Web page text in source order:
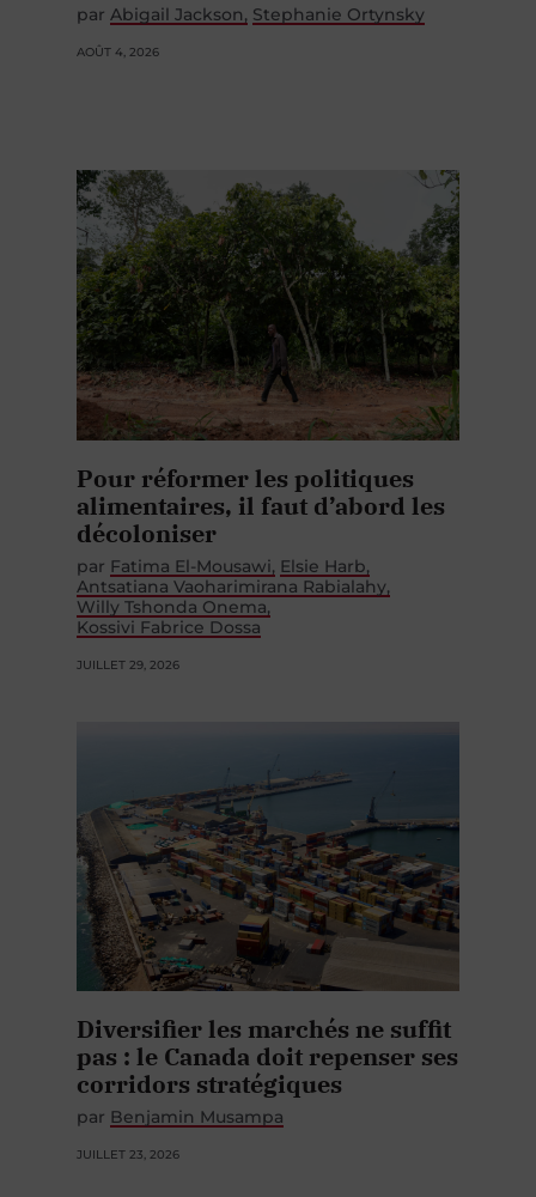
par Abigail Jackson Stephanie Ortynsky
AOÛT 4, 2026
Pour réformer les politiques
alimentaires, il faut d’abord les
décoloniser
par Fatima El-Mousawi Elsie Harb
Antsatiana Vaoharimirana Rabialahy
Willy Tshonda Onema
Kossivi Fabrice Dossa
JUILLET 29, 2026
Diversifier les marchés ne suffit
pas : le Canada doit repenser ses
corridors stratégiques
par Benjamin Musampa
JUILLET 23, 2026